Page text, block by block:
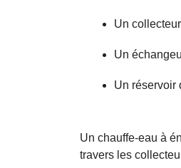
Un
Un
Un réservoir
Un chauffe-eau à
travers les